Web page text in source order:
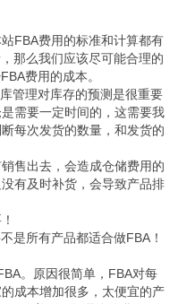
FBA费用的标准和计算都有
那么我们应该尽可能合理的
费用的成本。
管理对库存的预测是很重要
需要一定时间的，这需要我
每次发货的数量，和发货的
售出去，会造成仓储费用的
有及时补货，会导致产品排
是所有产品都适合做FBA！
。原因很简单，FBA对每
成本增加很多，太便宜的产